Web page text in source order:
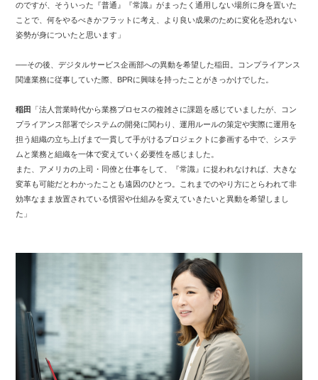
のですが、そういった『普通』『常識』がまったく通用しない場所に身を置いた
ことで、何をやるべきかフラットに考え、より良い成果のために変化を恐れない
姿勢が身についたと思います」
──その後、デジタルサービス企画部への異動を希望した稲田。コンプライアンス
関連業務に従事していた際、BPRに興味を持ったことがきっかけでした。
稲田
「法人営業時代から業務プロセスの複雑さに課題を感じていましたが、コン
プライアンス部署でシステムの開発に関わり、運用ルールの策定や実際に運用を
担う組織の立ち上げまで一貫して手がけるプロジェクトに参画する中で、システ
ムと業務と組織を一体で変えていく必要性を感じました。
また、アメリカの上司・同僚と仕事をして、『常識』に捉われなければ、大きな
変革も可能だとわかったことも遠因のひとつ。これまでのやり方にとらわれて非
効率なまま放置されている慣習や仕組みを変えていきたいと異動を希望しまし
た」